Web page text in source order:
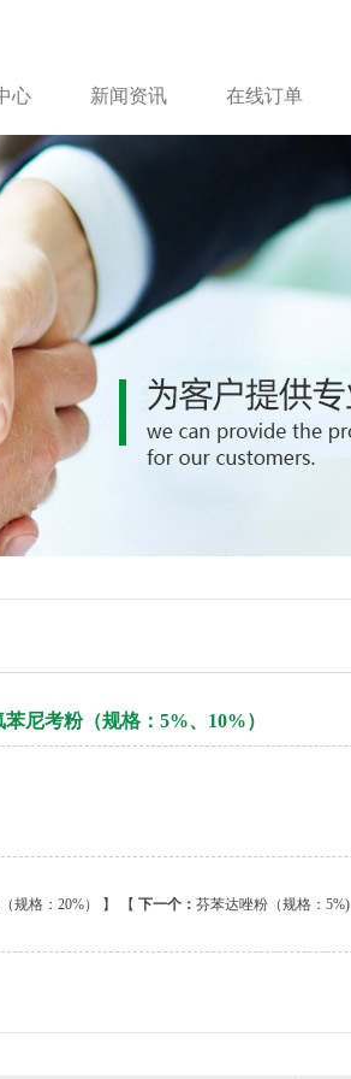
心 新闻资讯 在线订单
苯尼考粉（规格：5%、10%）
规格：20%） 】 【 下一个： 芬苯达唑粉（规格：5%)